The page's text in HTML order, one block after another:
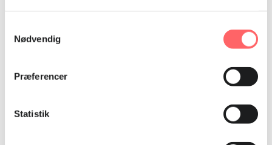
Nødvendig
Præferencer
Statistik